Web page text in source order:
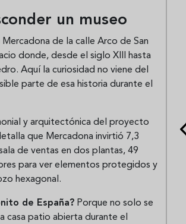
un museo
de la calle Arco de San
donde, desde el siglo XIII hasta
Aquí la curiosidad no viene del
parte de esa historia durante el
y arquitectónica del proyecto
que Mercadona invirtió 7,3
de ventas en dos plantas, 49
para ver elementos protegidos y
hexagonal.
de España? Porque no solo se
casa patio abierta durante el